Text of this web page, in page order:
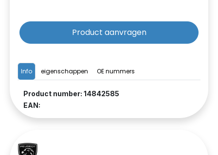
Info eigenschappen OE nummers
Product number: 14842585
EAN:
Product aanvragen